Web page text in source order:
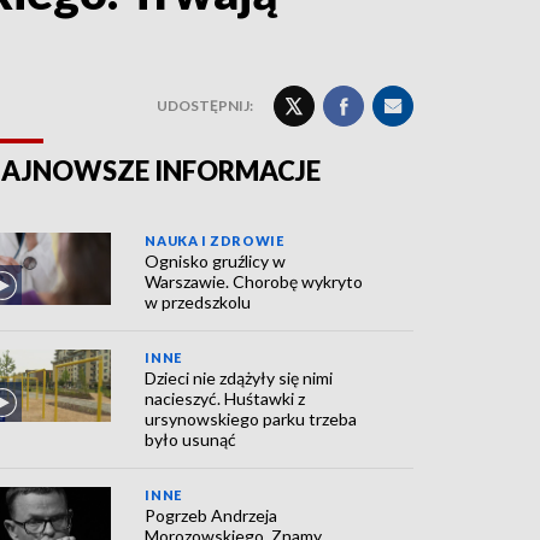
UDOSTĘPNIJ:
INFORMACJE
NAUKA I ZDROWIE
Ognisko gruźlicy w
Warszawie. Chorobę wykryto
w przedszkolu
INNE
Dzieci nie zdążyły się nimi
nacieszyć. Huśtawki z
ursynowskiego parku trzeba
było usunąć
INNE
Pogrzeb Andrzeja
Morozowskiego. Znamy